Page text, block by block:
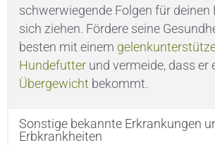
schwerwiegende Folgen für deinen
sich ziehen. Fördere seine
besten mit einem
Hundefutter und vermeide, dass er
Übergewicht bekommt.
Sonstige bekannte Erkrankungen
Erbkrankheiten